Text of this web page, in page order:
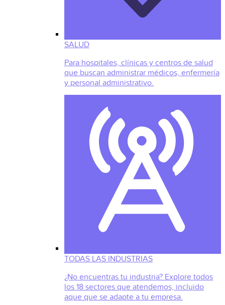
SALUD
Para hospitales, clínicas y centros de salud
que buscan administrar médicos, enfermería
y personal administrativo.
TODAS LAS INDUSTRIAS
¿No encuentras tu industria? Explore todos
los 18 sectores que atendemos, incluido
aque que se adapte a tu empresa.